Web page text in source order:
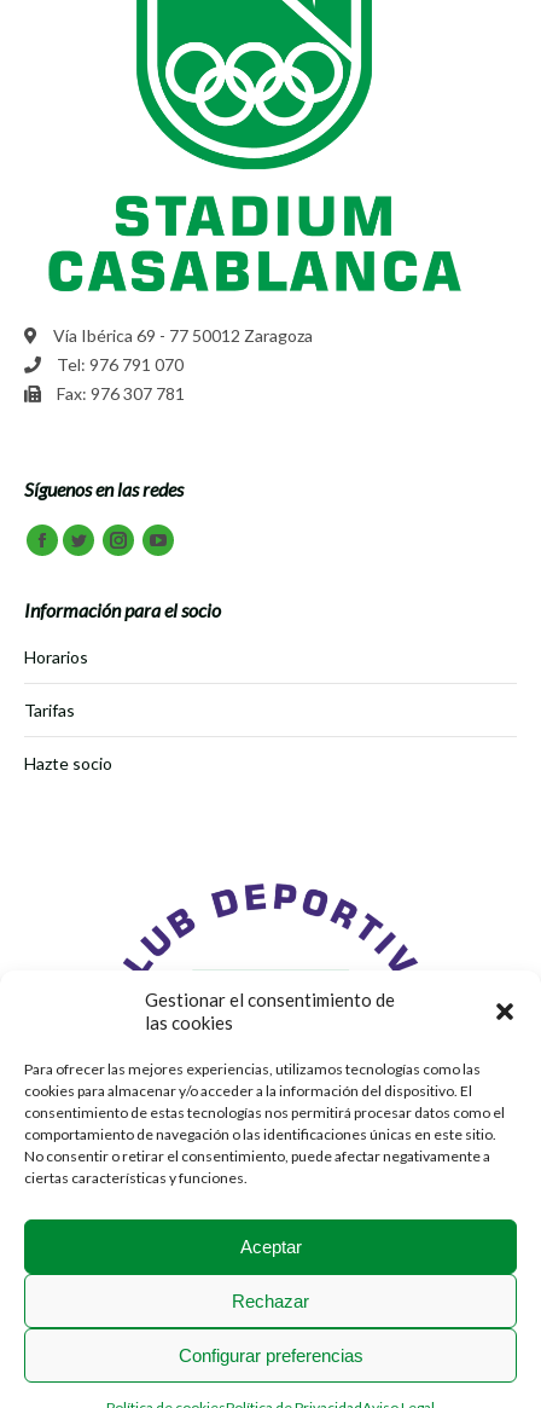
Gestionar el consentimiento de
las cookies
Para ofrecer las mejores experiencias, utilizamos tecnologías como las
cookies para almacenar y/o acceder a la información del dispositivo. El
consentimiento de estas tecnologías nos permitirá procesar datos como el
comportamiento de navegación o las identificaciones únicas en este sitio.
No consentir o retirar el consentimiento, puede afectar negativamente a
ciertas características y funciones.
Aceptar
Rechazar
Configurar preferencias
Vía Ibérica 69 - 77 50012 Zaragoza
Tel: 976 791 070
Fax: 976 307 781
Síguenos en las redes
Encuéntranos en:
Facebook
TwitterInstagramYoutube
Información para el socio
Horarios
Tarifas
Hazte socio
2018 © Stadium Casablanca